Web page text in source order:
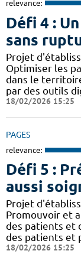
relevance:
Défi 4 :
sans
Projet
Optimiser les
dans le
par des outils
18/02/2026 15:25
PAGES
relevance:
Défi 5 :
aussi
Projet
Promouvoir et
des patients et
des patients et
18/02/2026 15:25